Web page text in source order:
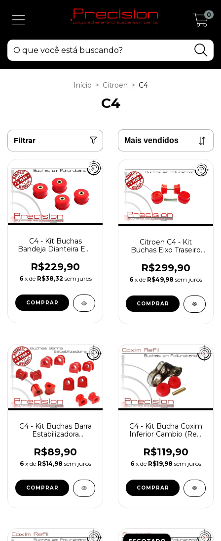
0
Início > Citroen > C4
C4
Filtrar
C4 - Kit Buchas
Bandeja Dianteira Em
Garantia
R$229,90
6 x de R$38,32 sem juros
Citroen C4 - Kit
Buchas Eixo Traseiro
R$299,90
6 x de R$49,98 sem juros
C4 - Kit Buchas Barra
Estabilizadora
Poliuretano - 5 Anos
De Garantia
R$89,90
6 x de R$14,98 sem juros
C4 - Kit Bucha Coxim
Inferior Cambio (Refil
Poliuretano - 5 Anos
De Garantia
R$119,90
6 x de R$19,98 sem juros